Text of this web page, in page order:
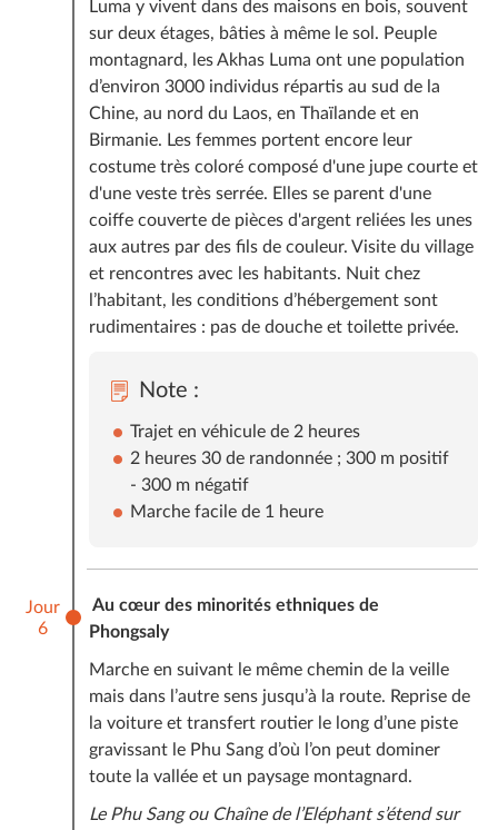
Luma y vivent dans des maisons en bois, souvent
sur deux étages, bâties à même le sol. Peuple
montagnard, les Akhas Luma ont une population
d’environ 3000 individus répartis au sud de la
Chine, au nord du Laos, en Thaïlande et en
Birmanie. Les femmes portent encore leur
costume très coloré composé d'une jupe courte et
d'une veste très serrée. Elles se parent d'une
coiffe couverte de pièces d'argent reliées les unes
aux autres par des fils de couleur. Visite du village
et rencontres avec les habitants. Nuit chez
l’habitant, les conditions d’hébergement sont
rudimentaires : pas de douche et toilette privée.
Note :
Trajet en véhicule de 2 heures
2 heures 30 de randonnée ; 300 m positif
- 300 m négatif
Marche facile de 1 heure
Jour
6
Au cœur des minorités ethniques de
Phongsaly
Marche en suivant le même chemin de la veille
mais dans l’autre sens jusqu’à la route. Reprise de
la voiture et transfert routier le long d’une piste
gravissant le Phu Sang d’où l’on peut dominer
toute la vallée et un paysage montagnard.
Le Phu Sang ou Chaîne de l’Eléphant s’étend sur